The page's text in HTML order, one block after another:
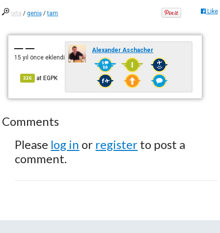
orta /geniş /tam Like
— —
15 yıl önce eklendi
326 atEGPK
Alexander Aschacher
Comments
Please log in or register to post a
comment.